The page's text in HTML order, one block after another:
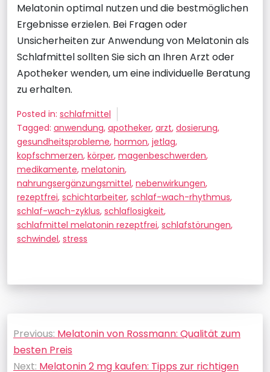
Melatonin optimal nutzen und die bestmöglichen
Ergebnisse erzielen. Bei Fragen oder
Unsicherheiten zur Anwendung von Melatonin als
Schlafmittel sollten Sie sich an Ihren Arzt oder
Apotheker wenden, um eine individuelle Beratung
zu erhalten.
Posted in: schlafmittel
Tagged: anwendung, apotheker, arzt, dosierung,
gesundheitsprobleme, hormon, jetlag,
kopfschmerzen, körper, magenbeschwerden,
medikamente, melatonin,
nahrungsergänzungsmittel, nebenwirkungen,
rezeptfrei, schichtarbeiter, schlaf-wach-rhythmus,
schlaf-wach-zyklus, schlaflosigkeit,
schlafmittel melatonin rezeptfrei, schlafstörungen,
schwindel, stress
Beitragsnavigation
Previous: Melatonin von Rossmann: Qualität zum
besten Preis
Next: Melatonin 2 mg kaufen: Tipps zur richtigen